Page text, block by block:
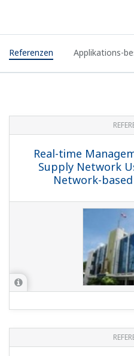
Referenzen Applikations-
Real-time
Supply Network
Network-